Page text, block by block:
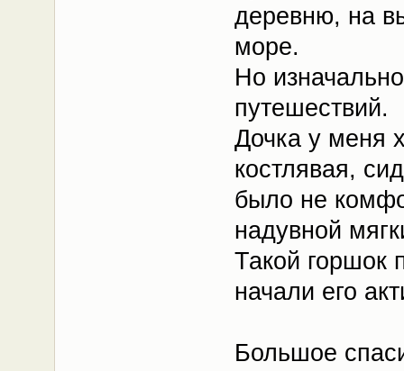
деревню, на
море.
Но
путешествий.
Дочка у меня
костлявая,
было не
надувной
Такой горшок
начали его
Большое